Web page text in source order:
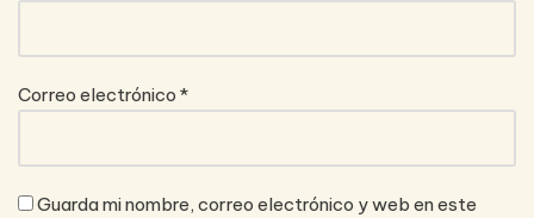
Correo electrónico *
Guarda mi nombre, correo electrónico y web en este